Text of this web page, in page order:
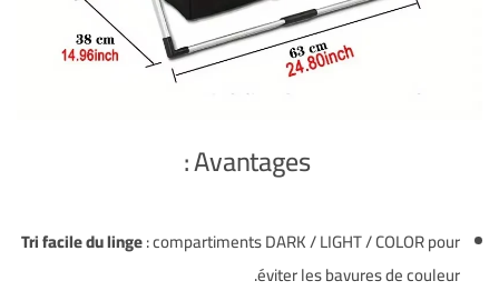
Avantages :
Tri facile du linge: compartiments DARK / LIGHT / COLOR pour
éviter les bavures de couleur.